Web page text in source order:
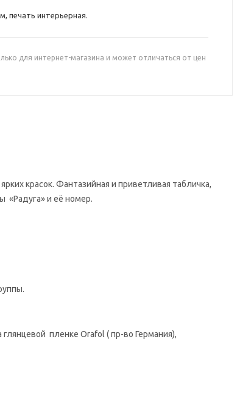
печать интерьерная.
для интернет-магазина и может отличаться от цен
красок. Фантазийная и приветливая табличка,
«Радуга» и её номер.
пленке Orafol ( пр-во Германия),